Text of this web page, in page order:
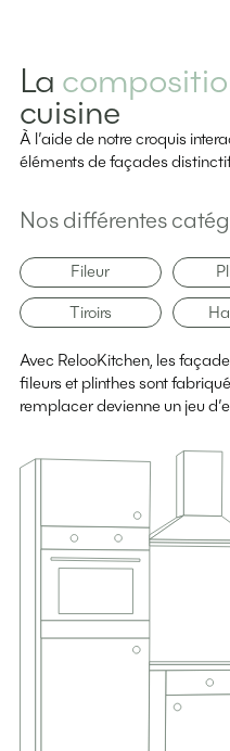
La
cuisine
À l’aide de notre croquis
éléments de façades
Nos différentes
Fileur
Tiroirs
Avec RelooKitchen, les
fileurs et plinthes sont
remplacer devienne un jeu